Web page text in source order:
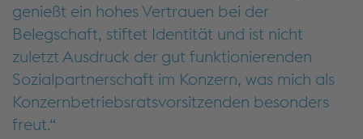
genießt ein hohes Vertrauen bei der
Belegschaft, stiftet Identität und ist nicht
zuletzt Ausdruck der gut funktionierenden
Sozialpartnerschaft im Konzern, was mich als
Konzernbetriebsratsvorsitzenden besonders
freut.